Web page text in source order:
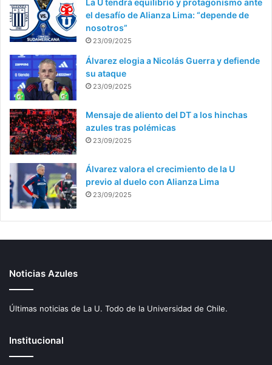
el desafío de Alianza Lima: “depende de
nosotros”
23/09/2025
Álvarez elogia a Nicolás Guerra y defiende
su ataque
23/09/2025
Mensaje de aliento del DT a los hinchas
azules tras polémicas
23/09/2025
Álvarez valora el crecimiento de la U
previo al duelo con Alianza Lima
23/09/2025
Noticias Azules
Últimas noticias de La U. Todo de la Universidad de Chile.
Institucional